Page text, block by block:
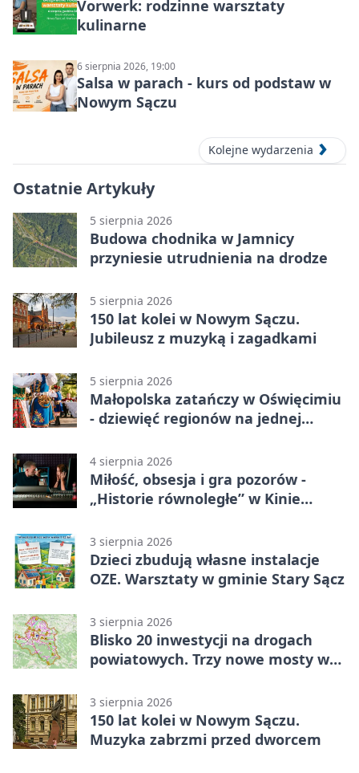
Vorwerk: rodzinne warsztaty
kulinarne
6 sierpnia 2026, 19:00
Salsa w parach - kurs od podstaw w
Nowym Sączu
Kolejne wydarzenia
Ostatnie Artykuły
5 sierpnia 2026
Budowa chodnika w Jamnicy
przyniesie utrudnienia na drodze
5 sierpnia 2026
150 lat kolei w Nowym Sączu.
Jubileusz z muzyką i zagadkami
5 sierpnia 2026
Małopolska zatańczy w Oświęcimiu
- dziewięć regionów na jednej
4 sierpnia 2026
Miłość, obsesja i gra pozorów -
„Historie równoległe” w Kinie
3 sierpnia 2026
Dzieci zbudują własne instalacje
OZE. Warsztaty w gminie Stary Sącz
3 sierpnia 2026
Blisko 20 inwestycji na drogach
powiatowych. Trzy nowe mosty w
3 sierpnia 2026
150 lat kolei w Nowym Sączu.
Muzyka zabrzmi przed dworcem